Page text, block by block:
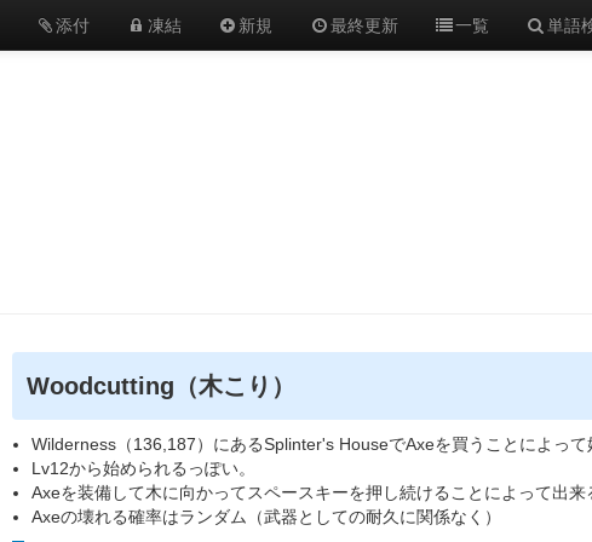
添付 凍結 新規 最終更新 一覧 単語
Woodcutting（木こり）
Wilderness（136,187）にあるSplinter's HouseでAxeを買うことによって
Lv12から始められるっぽい。
Axeを装備して木に向かってスペースキーを押し続けることによって出来
Axeの壊れる確率はランダム（武器としての耐久に関係なく）